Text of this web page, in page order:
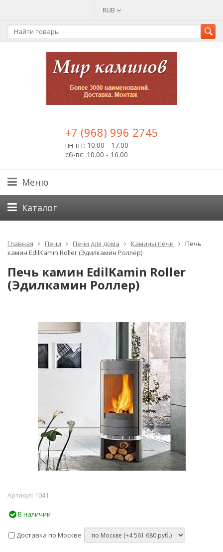
RUB
+7 (968) 996 2745
пн-пт: 10.00 - 17.00
сб-вс: 10.00 - 16.00
Меню
Каталог
Главная Печи Печи для дома Камины печи
Печь
камин EdilKamin Roller (Эдилкамин Роллер)
Печь камин EdilKamin Roller
(Эдилкамин Роллер)
Артикул: 1041
В наличии
Доставка по Москве